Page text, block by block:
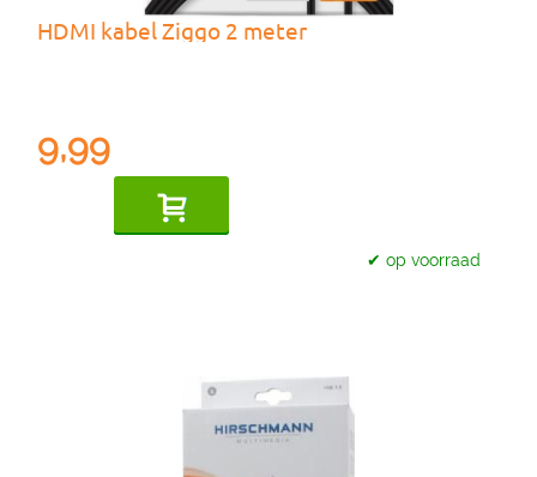
HDMI kabel Ziggo 2 meter
9,99
✔ op voorraad